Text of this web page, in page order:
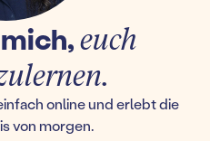
euch
online und erlebt die
von morgen.